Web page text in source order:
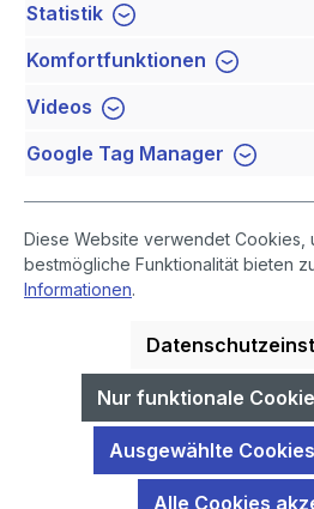
Newsletter
* Alle Preise inklusive gesetzlicher
GIDA-Medien sind ausschließlich für
geeignet und bestimmt (§
Statistik
Komfortfunktionen
Videos
Google Tag Manager
Diese Website verwendet Cookies,
bestmögliche Funktionalität bieten
Informationen.
Nur funktionale
Ausgewählte
Alle Cookies